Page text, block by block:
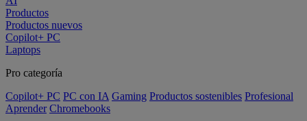
Productos
Productos nuevos
Copilot+ PC
Laptops
Pro categoría
Copilot+ PC PC con IA Gaming Productos sostenibles Profesional
Aprender Chromebooks